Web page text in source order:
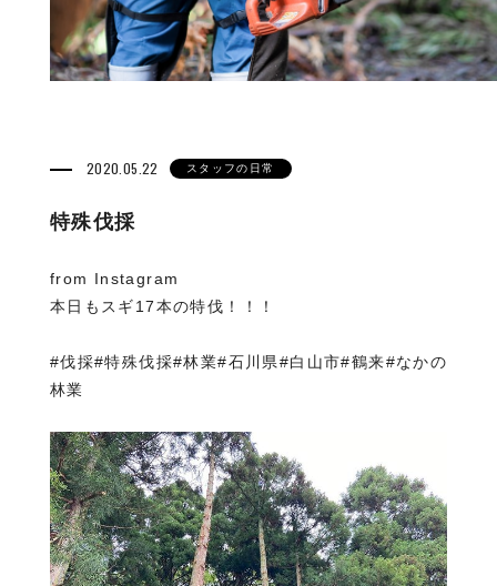
2020.05.22 スタッフの日常
特殊伐採
from Instagram
本日もスギ17本の特伐️！！！
#伐採#特殊伐採#林業#石川県#白山市#鶴来#なかの
林業